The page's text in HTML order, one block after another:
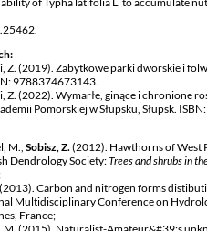
Z. (2019). Zabytkowe parki dworskie i
9788374673143.
Z. (2022). Wymarłe, ginące i chronione
Pomorskiej w Słupsku, Słupsk.
M., Sobisz, Z.(2012). Hawthorns of West
Dendrology Society:Trees and shrubs in
Carbon and nitrogen forms
Multidisciplinary Conference on
France;